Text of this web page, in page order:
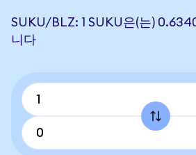
SUKU/BLZ: 1 SUKU은(는)
니다